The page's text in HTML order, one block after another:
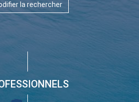
la rechercher